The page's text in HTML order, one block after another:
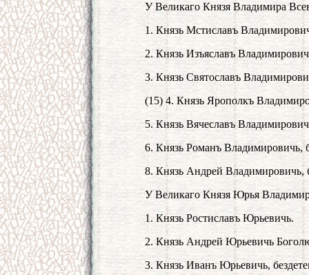
У Великаго Князя Владимира
1. Князь Мстиславъ
2. Князь Изъяславъ
3. Князь Святославъ
(15) 4. Князь Ярополкъ
5. Князь Вячеславъ
6. Князь Романъ Владимировичь,
8. Князь Андрей Владимировичь,
У Великаго Князя Юрья
1. Князь Ростиславъ Юрьевичь.
2. Князь Андрей Юрьевичь
3. Князь Иванъ Юрьевичь,